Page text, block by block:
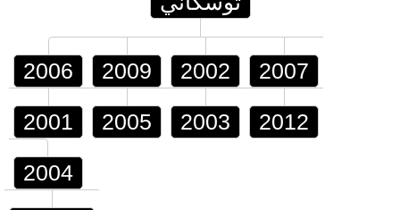
2006 2009 2002 2007
2001 2005 2003 2012
2004